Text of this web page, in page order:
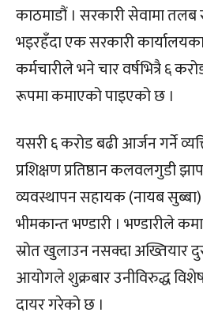
काठमाडौं । सरकारी सेवामा
भइरहँदा एक सरकारी
कर्मचारीले भने चार वर्षभित्रै ६
रूपमा कमाएको पाइएको छ ।
यसरी ६ करोड बढी आर्जन गर्ने
प्रशिक्षण प्रतिष्ठान कलवलगुडी
व्यवस्थापन सहायक (नायब सुब्बा)
भीमकान्त भण्डारी । भण्डारीले
स्रोत खुलाउन नसक्दा अख्तियार
आयोगले शुक्रबार उनीविरुद्ध विशेष
दायर गरेको छ ।